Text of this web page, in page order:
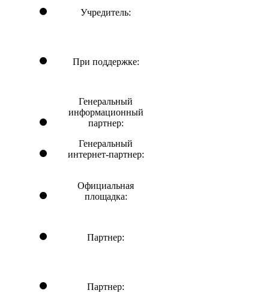
Учредитель:
При поддержке:
Генеральный
информационный
партнер:
Генеральный
интернет-партнер:
Официальная
площадка:
Партнер:
Партнер: